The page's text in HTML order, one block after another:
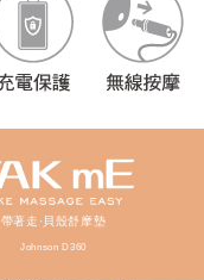
帶著走·貝殼舒摩墊
Johnson D360